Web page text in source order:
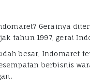
Gerainya
tahun 1997, gerai
besar, Indomaret
berbisnis